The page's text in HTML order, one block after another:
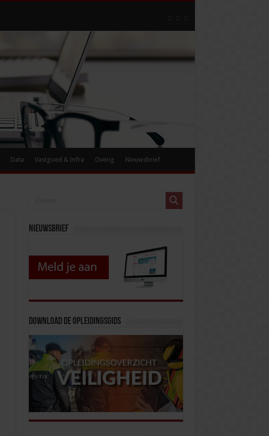
Data Vastgoed & Infra Overig Nieuwsbrief
Nieuwsbrief
Download de opleidingsgids